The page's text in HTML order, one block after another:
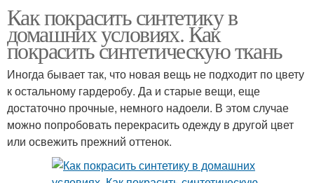
Как покрасить синтетику в
домашних условиях. Как
покрасить синтетическую ткань
Иногда бывает так, что новая вещь не подходит по цвету
к остальному гардеробу. Да и старые вещи, еще
достаточно прочные, немного надоели. В этом случае
можно попробовать перекрасить одежду в другой цвет
или освежить прежний оттенок.